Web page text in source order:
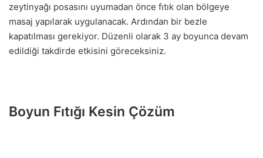
zeytinyağı posasını uyumadan önce fıtık olan bölgeye
masaj yapılarak uygulanacak. Ardından bir bezle
kapatılması gerekiyor. Düzenli olarak 3 ay boyunca devam
edildiği takdirde etkisini göreceksiniz.
Boyun Fıtığı Kesin Çözüm